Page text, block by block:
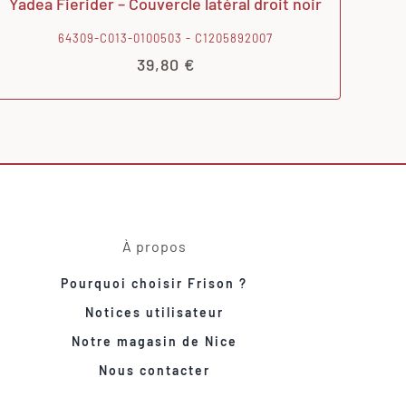
64309-C013-0100503 - C1205892007
39,80 €
À propos
Pourquoi choisir Frison ?
Notices utilisateur
Notre magasin de Nice
Nous contacter